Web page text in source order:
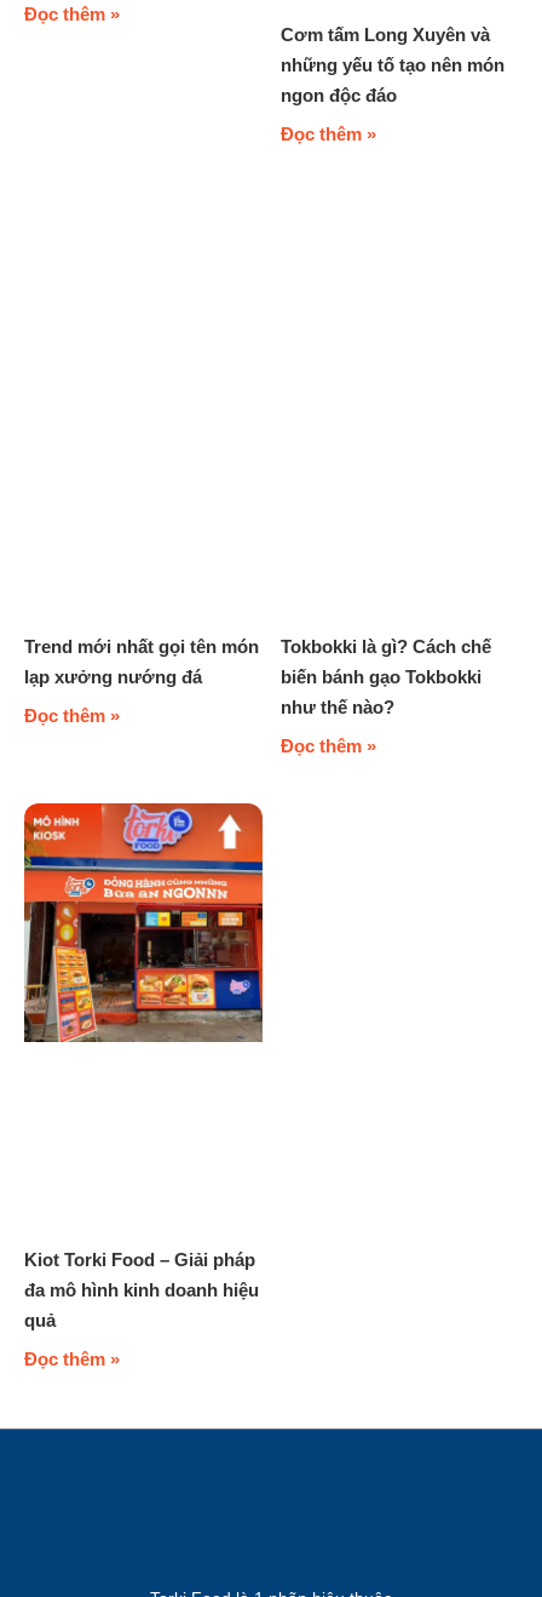
Đọc thêm »
Cơm tấm Long Xuyên và
những yếu tố tạo nên món
ngon độc đáo
Đọc thêm »
Trend mới nhất gọi tên món
lạp xưởng nướng đá
Đọc thêm »
Tokbokki là gì? Cách chế
biến bánh gạo Tokbokki
như thế nào?
Đọc thêm »
Kiot Torki Food – Giải pháp
đa mô hình kinh doanh hiệu
quả
Đọc thêm »